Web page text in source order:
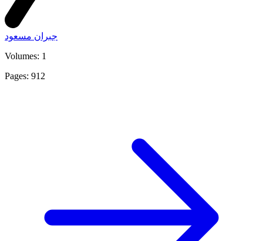
جبران مسعود
Volumes: 1
Pages: 912